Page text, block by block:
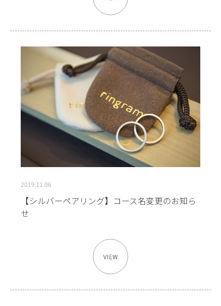
2019.11.06
【シルバーペアリング】コース名変更のお知ら
せ